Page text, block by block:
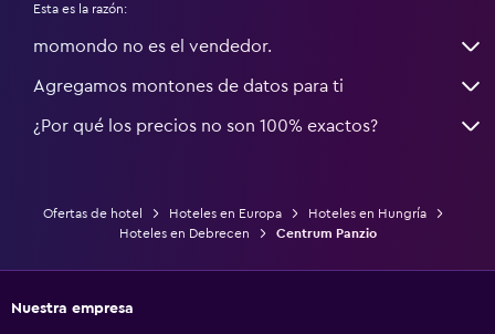
Esta es la razón:
momondo no es el vendedor.
Agregamos montones de datos para ti
¿Por qué los precios no son 100% exactos?
Ofertas de hotel Hoteles en Europa
Hoteles en Hungría
Hoteles en Debrecen
Centrum Panzio
Nuestra empresa